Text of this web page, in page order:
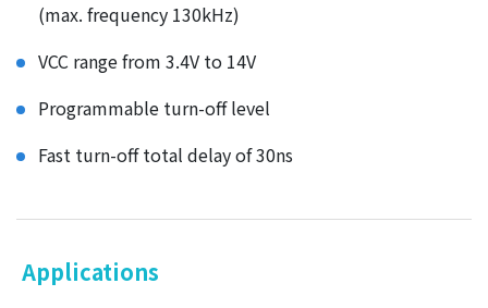
(max. frequency 130kHz)
VCC range from 3.4V to 14V
Programmable turn-off level
Fast turn-off total delay of 30ns
Applications